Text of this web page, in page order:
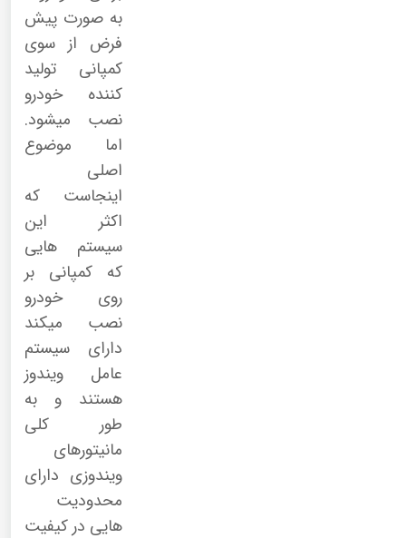
به صورت پیش
فرض از سوی
کمپانی تولید
کننده خودرو
نصب میشود.
اما موضوع
اصلی
اینجاست که
اکثر این
سیستم هایی
که کمپانی بر
روی خودرو
نصب میکند
دارای سیستم
عامل ویندوز
هستند و به
طور کلی
مانیتورهای
ویندوزی دارای
محدودیت
هایی در کیفیت